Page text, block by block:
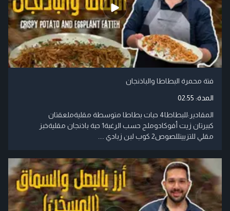
فتة محمرة البطاطا والباذنجان
المدة: 02:55
المقادير:للبطاطا4 حبات بطاطا متوسطة مقليةملعقتان
كبيرتان زيت أفوكادوملح حسب الرغبة1 حبة باذنجان مقليةخبز
مقلي للتزيينللصوص2 كوب لبن زبادي ....